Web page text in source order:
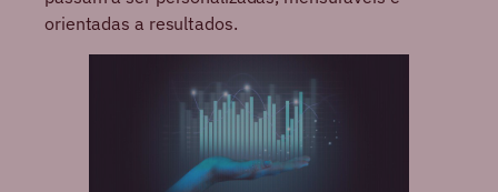
orientadas a resultados.